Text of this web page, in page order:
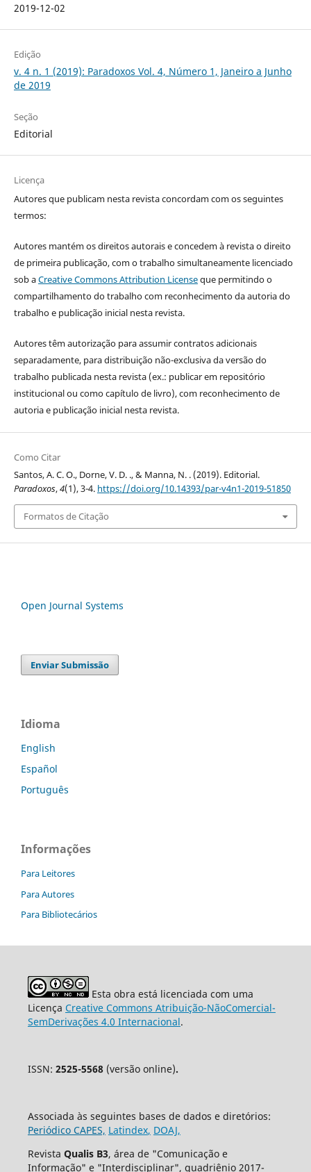
2019-12-02
Edição
v. 4 n. 1 (2019): Paradoxos Vol. 4, Número 1, Janeiro a Junho
de 2019
Seção
Editorial
Licença
Autores que publicam nesta revista concordam com os seguintes
termos:
Autores mantém os direitos autorais e concedem à revista o direito
de primeira publicação, com o trabalho simultaneamente licenciado
sob aCreative Commons Attribution Licenseque permitindo o
compartilhamento do trabalho com reconhecimento da autoria do
trabalho e publicação inicial nesta revista.
Autores têm autorização para assumir contratos adicionais
separadamente, para distribuição não-exclusiva da versão do
trabalho publicada nesta revista (ex.: publicar em repositório
institucional ou como capítulo de livro), com reconhecimento de
autoria e publicação inicial nesta revista.
Como Citar
Santos, A. C. O., Dorne, V. D. ., & Manna, N. . (2019). Editorial.
Paradoxos,4(1), 3-4. https://doi.org/10.14393/par-v4n1-2019-51850
Formatos de Citação
Open Journal Systems
Enviar Submissão
Idioma
English
Español
Português
Informações
Para Leitores
Para Autores
Para Bibliotecários
Esta obra está licenciada com uma
Licença Creative Commons Atribuição-NãoComercial-
SemDerivações 4.0 Internacional.
ISSN: 2525-5568(versão online).
Associada às seguintes bases de dados e diretórios:
Periódico CAPES, Latindex, DOAJ,
Revista Qualis B3, área de "Comunicação e
Informação" e "Interdisciplinar", quadriênio 2017-